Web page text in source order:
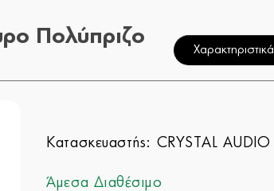
Πολύπριζο
Χαρακτηριστικά
Κατασκευαστής: CRYSTAL AUDIO
Άμεσα Διαθέσιμο